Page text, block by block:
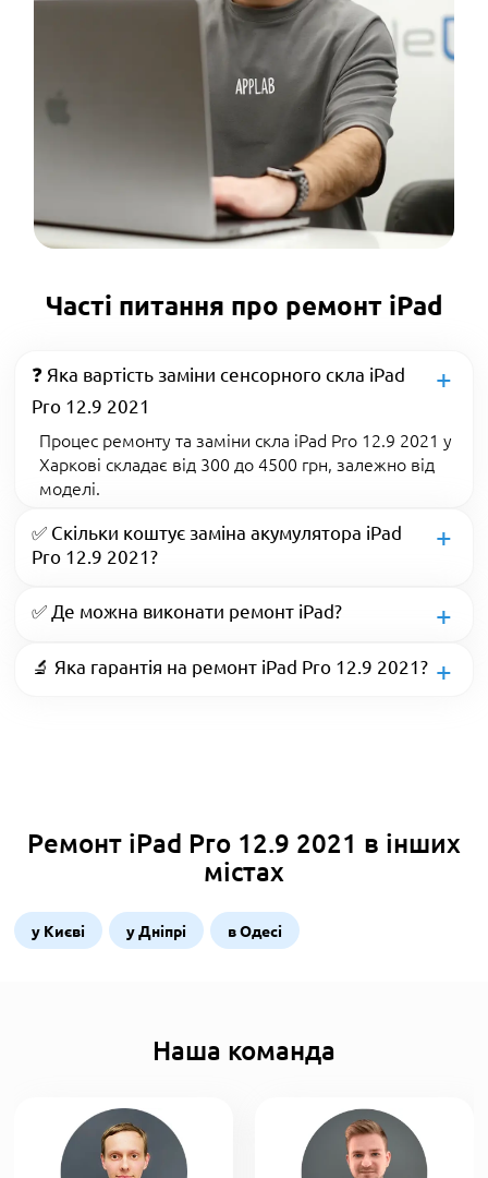
Часті питання про ремонт iPad
❓ Яка вартість заміни сенсорного скла iPad
Pro 12.9 2021
Процес ремонту та заміни скла iPad Pro 12.9 2021 у
Харкові складає від 300 до 4500 грн, залежно від
моделі.
✅ Скільки коштує заміна акумулятора iPad
Pro 12.9 2021?
✅ Де можна виконати ремонт iPad?
🔬 Яка гарантія на ремонт iPad Pro 12.9 2021?
Ремонт iPad Pro 12.9 2021 в інших
містах
у Києві у Дніпрі в Одесі
Наша команда